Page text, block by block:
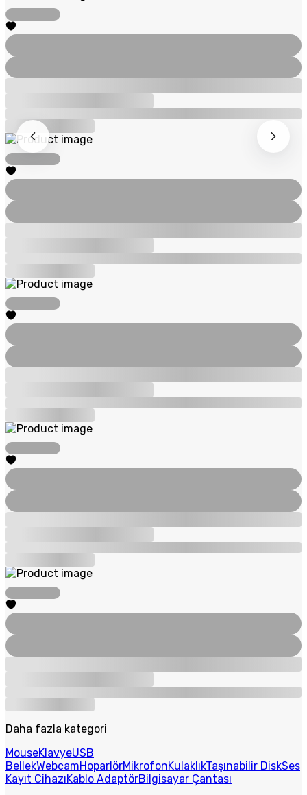
Daha fazla kategori
MouseKlavyeUSB
BellekWebcamHoparlörMikrofonKulaklıkTaşınabilir DiskSes
Kayıt CihazıKablo AdaptörBilgisayar Çantası